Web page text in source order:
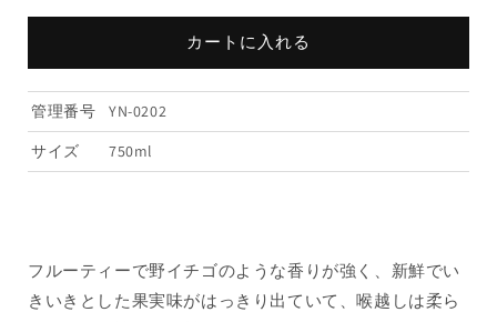
シ
ン
ド
ン〉
ロ
ゼ・
リ
ア
シ
ン
ド
ン〉
ゼ・
リ
ア
カートに入れる
管理番号
YN-0202
サイズ
750ml
フルーティーで野イチゴのような香りが強く、新鮮でい
きいきとした果実味がはっきり出ていて、喉越しは柔ら